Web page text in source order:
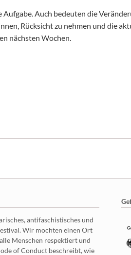
Auch bedeuten die
Rücksicht zu nehmen und die
nächsten Wochen.
antifaschistisches und
Wir möchten einen Ort
Menschen respektiert und
of Conduct beschreibt, wie